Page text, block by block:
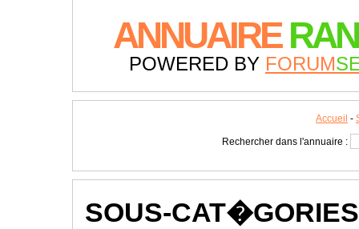
ANNUAIRE
POWERED BY FORUM
Accueil -
Rechercher dans l'annuaire :
SOUS-CAT�GORIES